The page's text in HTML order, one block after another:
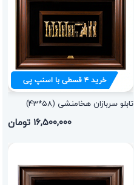
خرید۴قسطی با اسنپ پی
تابلو سربازان هخامنشی (58*43)
۱۶,۵۰۰,۰۰۰ تومان